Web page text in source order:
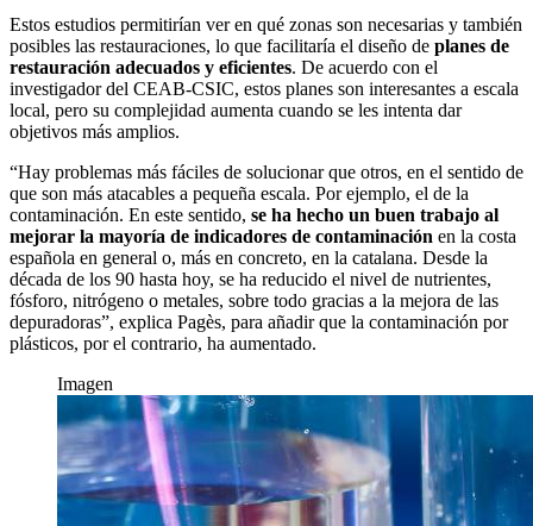
Estos estudios permitirían ver en qué zonas son necesarias y también
posibles las restauraciones, lo que facilitaría el diseño de planes de
restauración adecuados y eficientes. De acuerdo con el
investigador del CEAB-CSIC, estos planes son interesantes a escala
local, pero su complejidad aumenta cuando se les intenta dar
objetivos más amplios.
“Hay problemas más fáciles de solucionar que otros, en el sentido de
que son más atacables a pequeña escala. Por ejemplo, el de la
contaminación. En este sentido, se ha hecho un buen trabajo al
mejorar la mayoría de indicadores de contaminación en la costa
española en general o, más en concreto, en la catalana. Desde la
década de los 90 hasta hoy, se ha reducido el nivel de nutrientes,
fósforo, nitrógeno o metales, sobre todo gracias a la mejora de las
depuradoras”, explica Pagès, para añadir que la contaminación por
plásticos, por el contrario, ha aumentado.
Imagen